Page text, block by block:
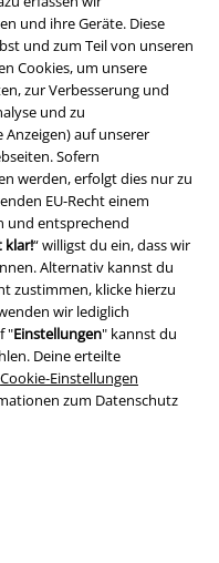
und ihre Geräte. Diese
und zum Teil von unseren
Cookies, um unsere
zur Verbesserung und
und zu
Anzeigen) auf unserer
Sofern
werden, erfolgt dies nur zu
EU-Recht einem
und entsprechend
klar!“ willigst du ein, dass wir
Alternativ kannst du
zustimmen, klicke hierzu
wir lediglich
"Einstellungen" kannst du
Deine erteilte
Cookie-Einstellungen
zum Datenschutz